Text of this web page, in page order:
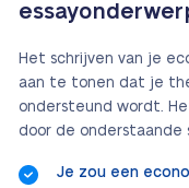
Het schrijven van je
aan te tonen dat je
ondersteund wordt.
door de onderstaande
Je zou een